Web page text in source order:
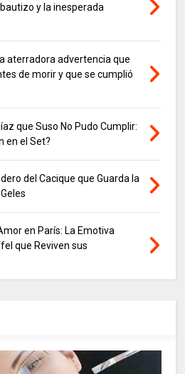
y la inesperada
aterradora advertencia que
de morir y que se cumplió
que Suso No Pudo Cumplir:
en el Set?
del Cacique que Guarda la
en París: La Emotiva
que Reviven sus